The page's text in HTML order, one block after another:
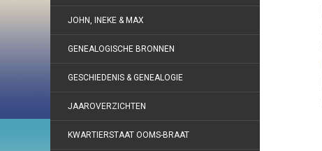
JOHN, INEKE & MAX
GENEALOGISCHE BRONNEN
GESCHIEDENIS & GENEALOGIE
JAAROVERZICHTEN
KWARTIERSTAAT OOMS-BRAAT